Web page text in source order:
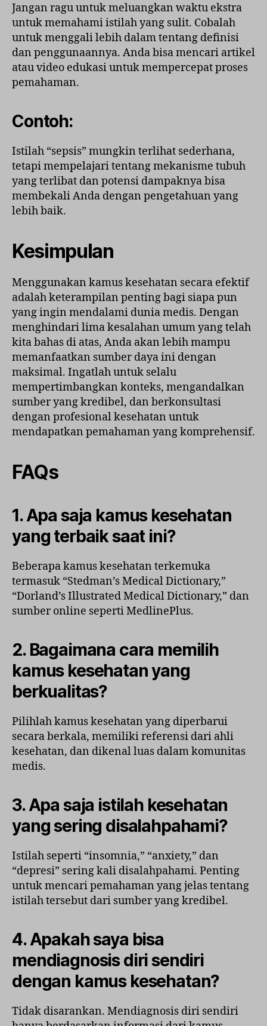
Jangan ragu untuk meluangkan waktu ekstra
untuk memahami istilah yang sulit. Cobalah
untuk menggali lebih dalam tentang definisi
dan penggunaannya. Anda bisa mencari artikel
atau video edukasi untuk mempercepat proses
pemahaman.
Contoh:
Istilah “sepsis” mungkin terlihat sederhana,
tetapi mempelajari tentang mekanisme tubuh
yang terlibat dan potensi dampaknya bisa
membekali Anda dengan pengetahuan yang
lebih baik.
Kesimpulan
Menggunakan kamus kesehatan secara efektif
adalah keterampilan penting bagi siapa pun
yang ingin mendalami dunia medis. Dengan
menghindari lima kesalahan umum yang telah
kita bahas di atas, Anda akan lebih mampu
memanfaatkan sumber daya ini dengan
maksimal. Ingatlah untuk selalu
mempertimbangkan konteks, mengandalkan
sumber yang kredibel, dan berkonsultasi
dengan profesional kesehatan untuk
mendapatkan pemahaman yang komprehensif.
FAQs
1. Apa saja kamus kesehatan
yang terbaik saat ini?
Beberapa kamus kesehatan terkemuka
termasuk “Stedman’s Medical Dictionary,”
“Dorland’s Illustrated Medical Dictionary,” dan
sumber online seperti MedlinePlus.
2. Bagaimana cara memilih
kamus kesehatan yang
berkualitas?
Pilihlah kamus kesehatan yang diperbarui
secara berkala, memiliki referensi dari ahli
kesehatan, dan dikenal luas dalam komunitas
medis.
3. Apa saja istilah kesehatan
yang sering disalahpahami?
Istilah seperti “insomnia,” “anxiety,” dan
“depresi” sering kali disalahpahami. Penting
untuk mencari pemahaman yang jelas tentang
istilah tersebut dari sumber yang kredibel.
4. Apakah saya bisa
mendiagnosis diri sendiri
dengan kamus kesehatan?
Tidak disarankan. Mendiagnosis diri sendiri